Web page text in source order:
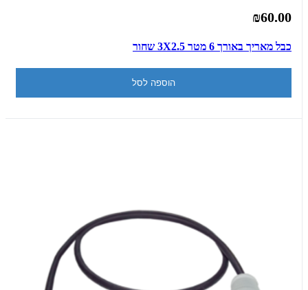
₪60.00
כבל מאריך באורך 6 מטר 3X2.5 שחור
הוספה לסל